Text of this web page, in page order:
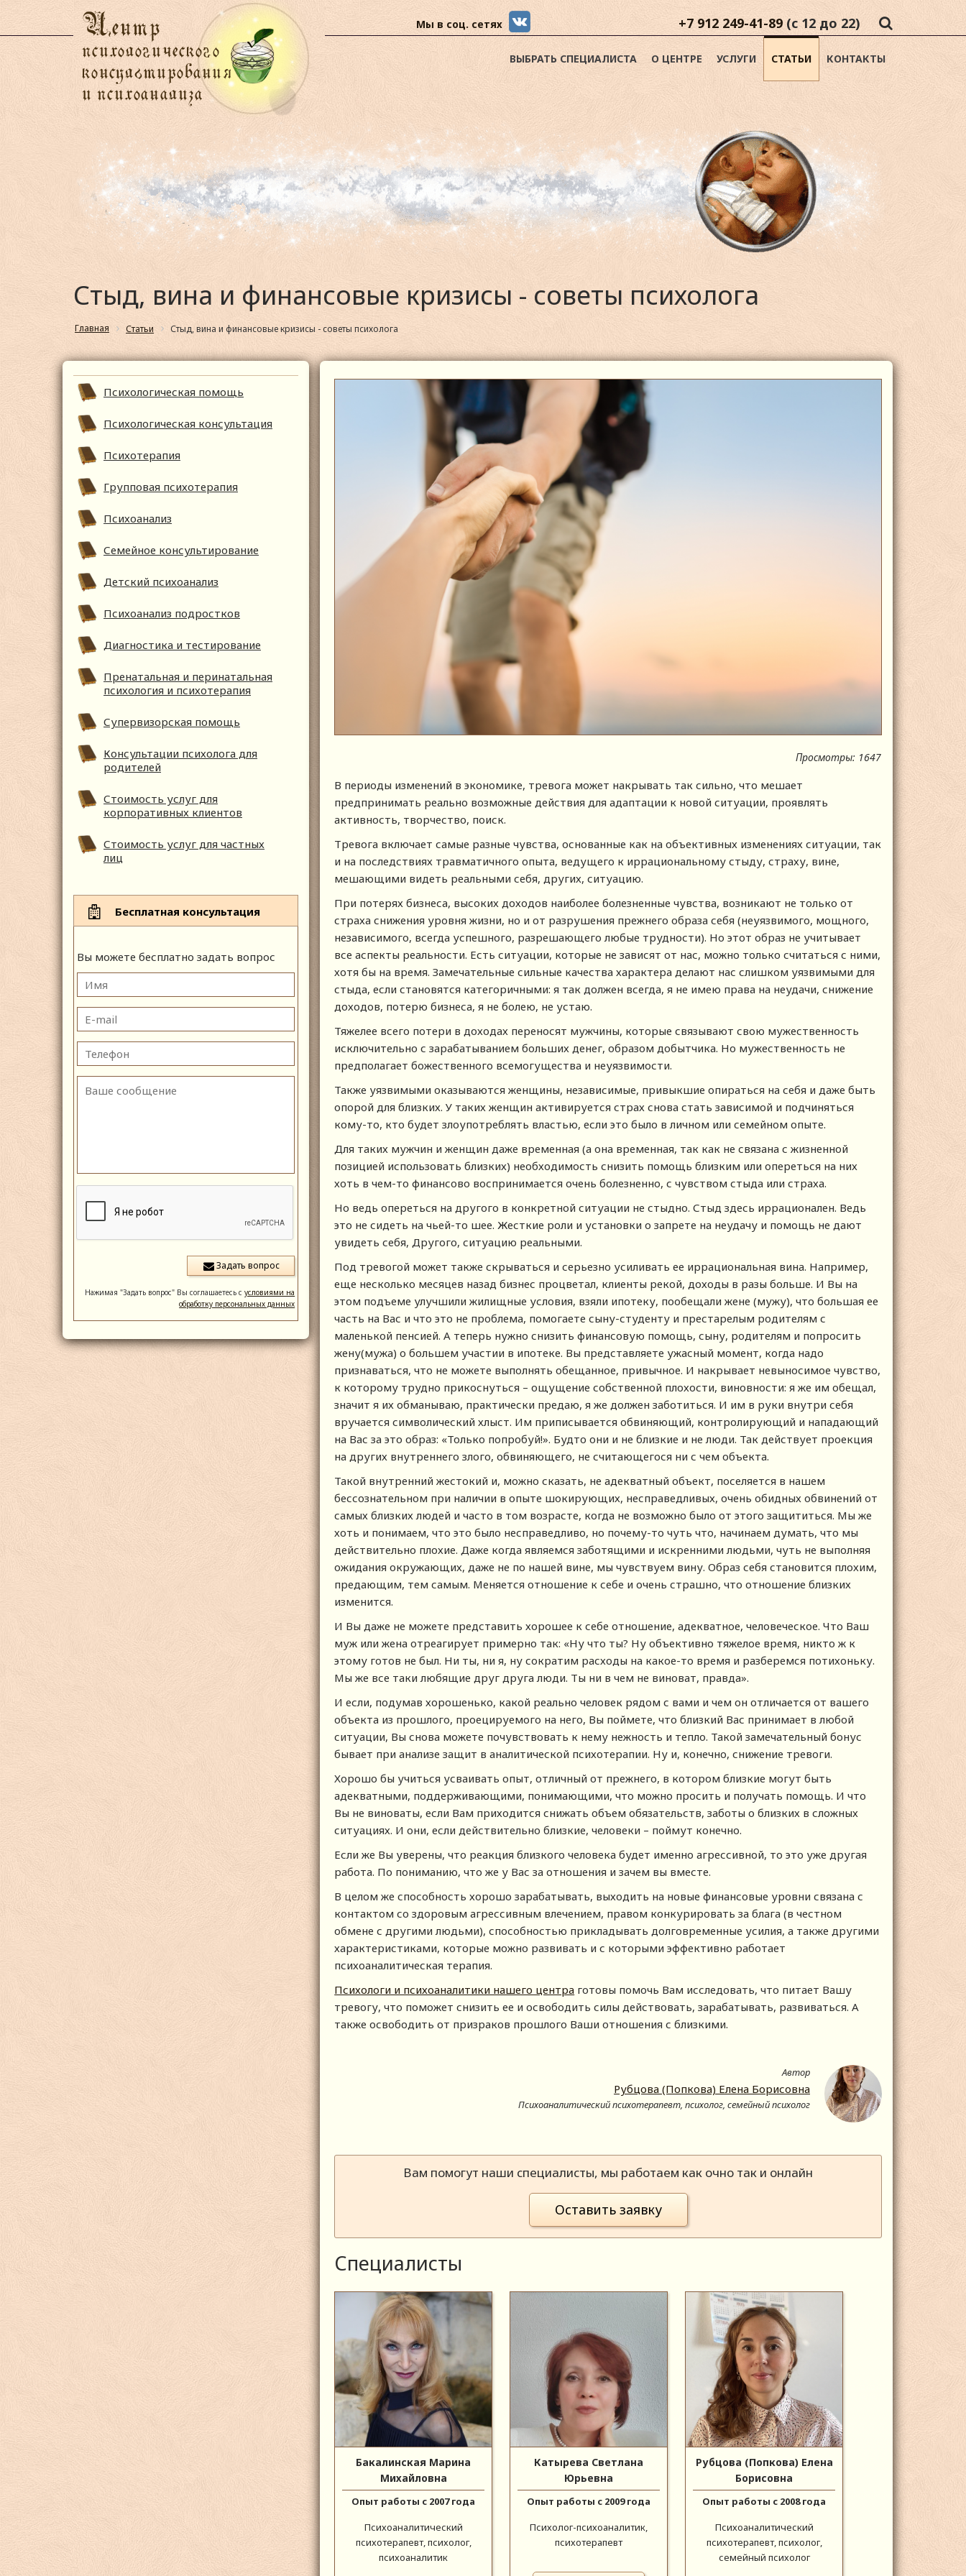
Мы в соц. сетях +7 912 249-41-89 (с 12 до 22)
ВЫБРАТЬ СПЕЦИАЛИСТА О ЦЕНТРЕ УСЛУГИ СТАТЬИ КОНТАКТЫ
Стыд, вина и финансовые кризисы - советы психолога
Главная Статьи Стыд, вина и финансовые кризисы - советы психолога
Психологическая помощь
Психологическая консультация
Психотерапия
Групповая психотерапия
Психоанализ
Семейное консультирование
Детский психоанализ
Психоанализ подростков
Диагностика и тестирование
Пренатальная и перинатальная
психология и психотерапия
Супервизорская помощь
Консультации психолога для
родителей
Стоимость услуг для
корпоративных клиентов
Стоимость услуг для частных
лиц
Бесплатная консультация
Вы можете бесплатно задать вопрос
Нажимая "Задать вопрос" Вы соглашаетесь сусловиями на
обработку персональных данных
Просмотры: 1647
В периоды изменений в экономике, тревога может накрывать так сильно, что мешает
предпринимать реально возможные действия для адаптации к новой ситуации, проявлять
активность, творчество, поиск.
Тревога включает самые разные чувства, основанные как на объективных изменениях ситуации, так
и на последствиях травматичного опыта, ведущего к иррациональному стыду, страху, вине,
мешающими видеть реальными себя, других, ситуацию.
При потерях бизнеса, высоких доходов наиболее болезненные чувства, возникают не только от
страха снижения уровня жизни, но и от разрушения прежнего образа себя (неуязвимого, мощного,
независимого, всегда успешного, разрешающего любые трудности). Но этот образ не учитывает
все аспекты реальности. Есть ситуации, которые не зависят от нас, можно только считаться с ними,
хотя бы на время. Замечательные сильные качества характера делают нас слишком уязвимыми для
стыда, если становятся категоричными: я так должен всегда, я не имею права на неудачи, снижение
доходов, потерю бизнеса, я не болею, не устаю.
Тяжелее всего потери в доходах переносят мужчины, которые связывают свою мужественность
исключительно с зарабатыванием больших денег, образом добытчика. Но мужественность не
предполагает божественного всемогущества и неуязвимости.
Также уязвимыми оказываются женщины, независимые, привыкшие опираться на себя и даже быть
опорой для близких. У таких женщин активируется страх снова стать зависимой и подчиняться
кому-то, кто будет злоупотреблять властью, если это было в личном или семейном опыте.
Для таких мужчин и женщин даже временная (а она временная, так как не связана с жизненной
позицией использовать близких) необходимость снизить помощь близким или опереться на них
хоть в чем-то финансово воспринимается очень болезненно, с чувством стыда или страха.
Но ведь опереться на другого в конкретной ситуации не стыдно. Стыд здесь иррационален. Ведь
это не сидеть на чьей-то шее. Жесткие роли и установки о запрете на неудачу и помощь не дают
увидеть себя, Другого, ситуацию реальными.
Под тревогой может также скрываться и серьезно усиливать ее иррациональная вина. Например,
еще несколько месяцев назад бизнес процветал, клиенты рекой, доходы в разы больше. И Вы на
этом подъеме улучшили жилищные условия, взяли ипотеку, пообещали жене (мужу), что большая ее
часть на Вас и что это не проблема, помогаете сыну-студенту и престарелым родителям с
маленькой пенсией. А теперь нужно снизить финансовую помощь, сыну, родителям и попросить
жену(мужа) о большем участии в ипотеке. Вы представляете ужасный момент, когда надо
признаваться, что не можете выполнять обещанное, привычное. И накрывает невыносимое чувство,
к которому трудно прикоснуться – ощущение собственной плохости, виновности: я же им обещал,
значит я их обманываю, практически предаю, я же должен заботиться. И им в руки внутри себя
вручается символический хлыст. Им приписывается обвиняющий, контролирующий и нападающий
на Вас за это образ: «Только попробуй!». Будто они и не близкие и не люди. Так действует проекция
на других внутреннего злого, обвиняющего, не считающегося ни с чем объекта.
Такой внутренний жестокий и, можно сказать, не адекватный объект, поселяется в нашем
бессознательном при наличии в опыте шокирующих, несправедливых, очень обидных обвинений от
самых близких людей и часто в том возрасте, когда не возможно было от этого защититься. Мы же
хоть и понимаем, что это было несправедливо, но почему-то чуть что, начинаем думать, что мы
действительно плохие. Даже когда являемся заботящими и искренними людьми, чуть не выполняя
ожидания окружающих, даже не по нашей вине, мы чувствуем вину. Образ себя становится плохим,
предающим, тем самым. Меняется отношение к себе и очень страшно, что отношение близких
изменится.
И Вы даже не можете представить хорошее к себе отношение, адекватное, человеческое. Что Ваш
муж или жена отреагирует примерно так: «Ну что ты? Ну объективно тяжелое время, никто ж к
этому готов не был. Ни ты, ни я, ну сократим расходы на какое-то время и разберемся потихоньку.
Мы же все таки любящие друг друга люди. Ты ни в чем не виноват, правда».
И если, подумав хорошенько, какой реально человек рядом с вами и чем он отличается от вашего
объекта из прошлого, проецируемого на него, Вы поймете, что близкий Вас принимает в любой
ситуации, Вы снова можете почувствовать к нему нежность и тепло. Такой замечательный бонус
бывает при анализе защит в аналитической психотерапии. Ну и, конечно, снижение тревоги.
Хорошо бы учиться усваивать опыт, отличный от прежнего, в котором близкие могут быть
адекватными, поддерживающими, понимающими, что можно просить и получать помощь. И что
Вы не виноваты, если Вам приходится снижать объем обязательств, заботы о близких в сложных
ситуациях. И они, если действительно близкие, человеки – поймут конечно.
Если же Вы уверены, что реакция близкого человека будет именно агрессивной, то это уже другая
работа. По пониманию, что же у Вас за отношения и зачем вы вместе.
В целом же способность хорошо зарабатывать, выходить на новые финансовые уровни связана с
контактом со здоровым агрессивным влечением, правом конкурировать за блага (в честном
обмене с другими людьми), способностью прикладывать долговременные усилия, а также другими
характеристиками, которые можно развивать и с которыми эффективно работает
психоаналитическая терапия.
Психологи и психоаналитики нашего центра готовы помочь Вам исследовать, что питает Вашу
тревогу, что поможет снизить ее и освободить силы действовать, зарабатывать, развиваться. А
также освободить от призраков прошлого Ваши отношения с близкими.
Автор
Рубцова (Попкова) Елена Борисовна
Психоаналитический психотерапевт, психолог, семейный психолог
Вам помогут наши специалисты, мы работаем как очно так и онлайн
Оставить заявку
Специалисты
Бакалинская Марина
Михайловна
Опыт работы с 2007 года
Психоаналитический
психотерапевт, психолог,
психоаналитик
Катырева Светлана
Юрьевна
Опыт работы с 2009 года
Психолог-психоаналитик,
психотерапевт
Рубцова (Попкова) Елена
Борисовна
Опыт работы с 2008 года
Психоаналитический
психотерапевт, психолог,
семейный психолог